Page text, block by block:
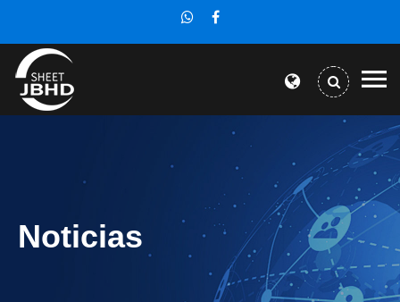
Noticias